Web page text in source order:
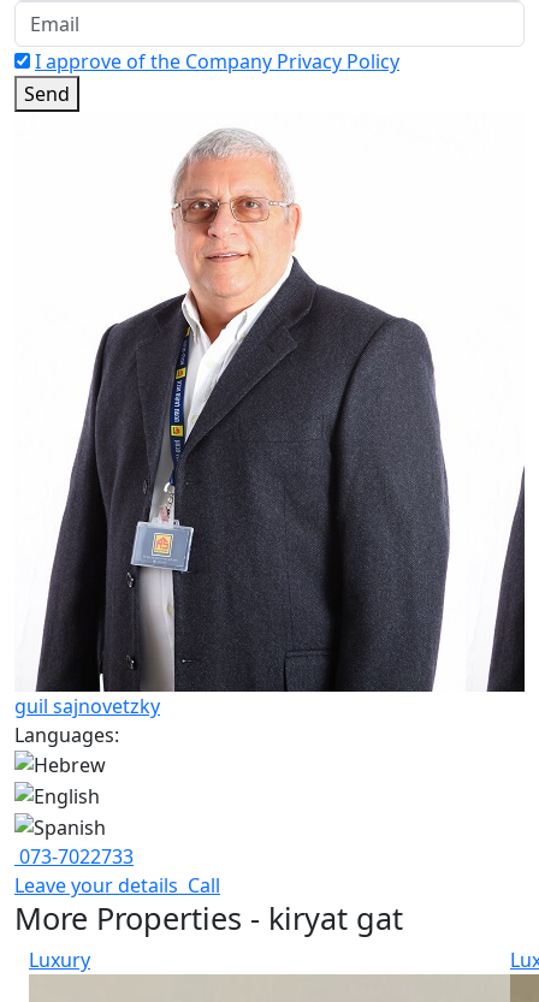
I approve of the Company Privacy Policy
Send
guil sajnovetzky
Languages:
073-7022733
Leave your details Call
More Properties - kiryat gat
Luxury